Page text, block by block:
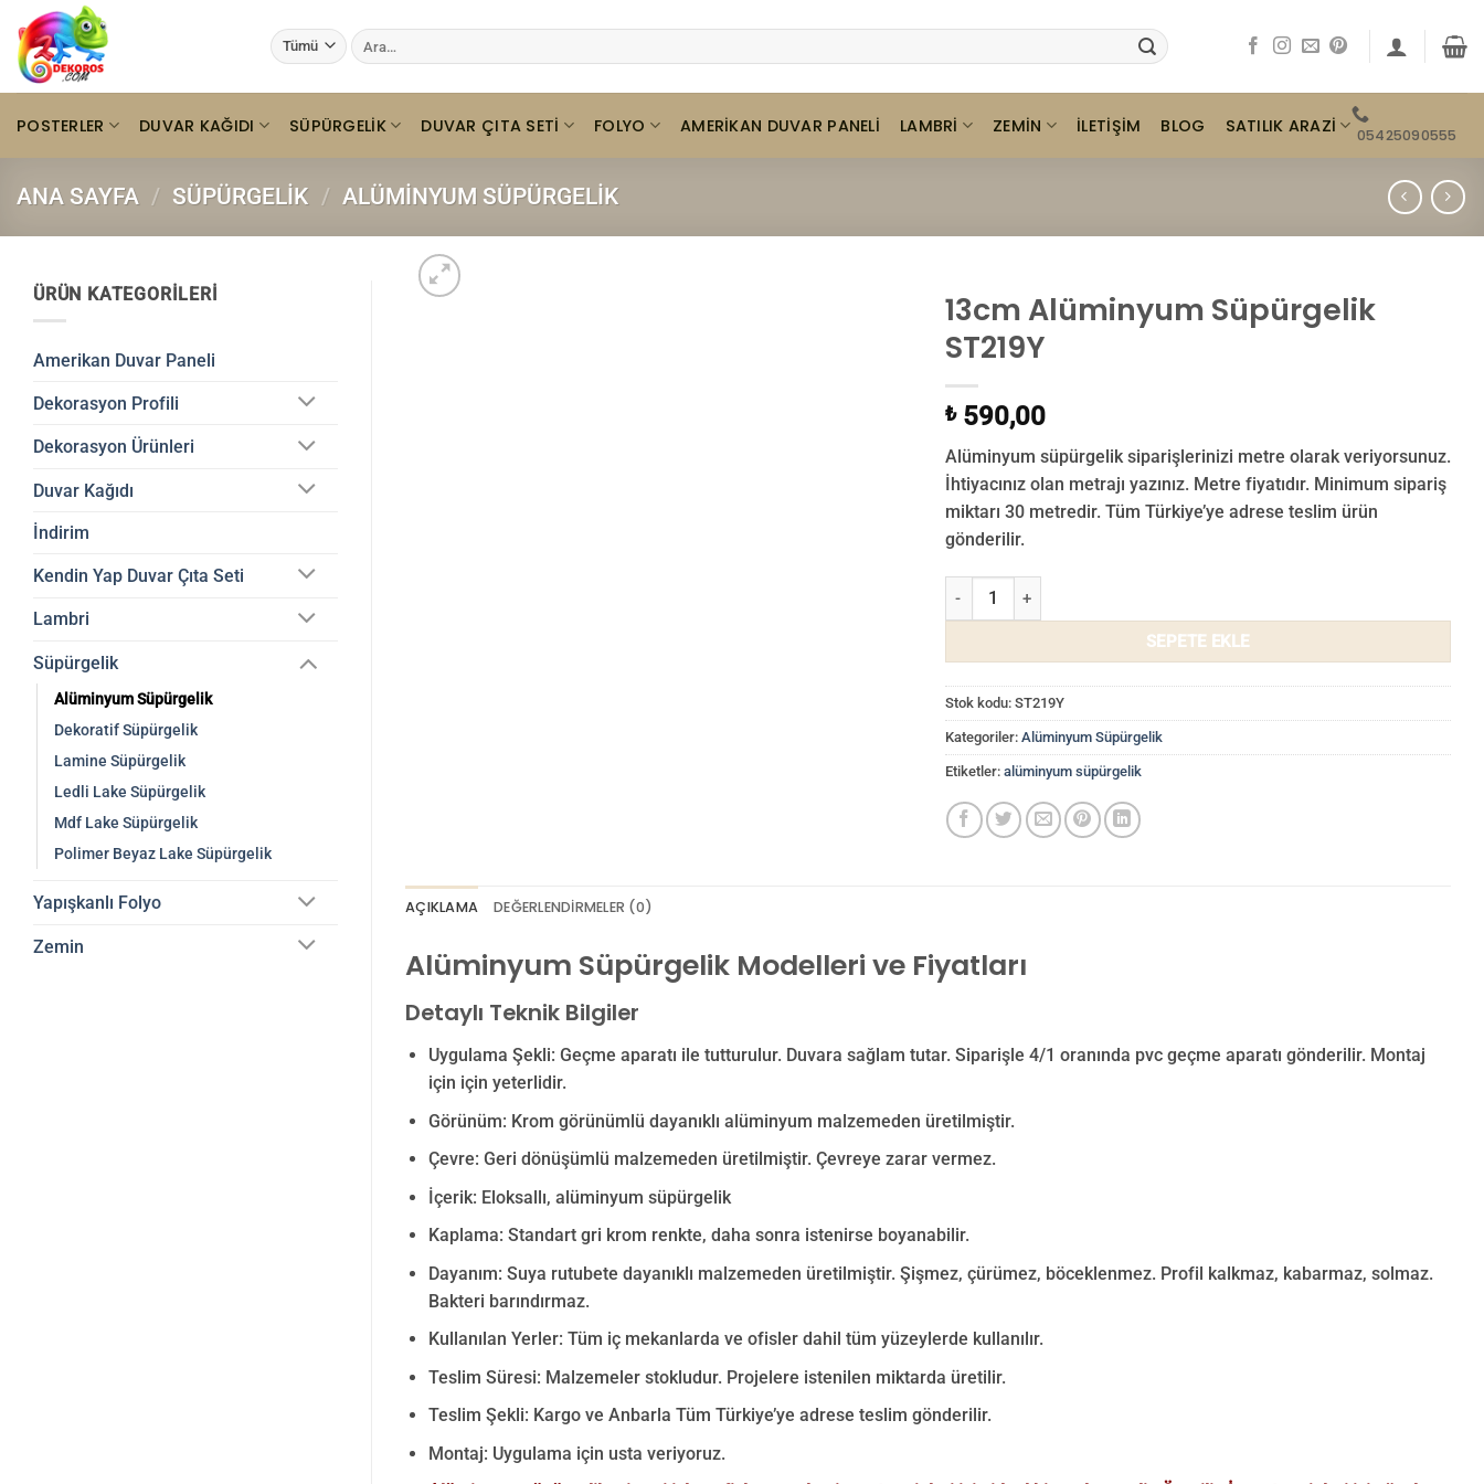
İçeriğe
atla
Ara:
POSTERLER DUVAR KAĞIDI SÜPÜRGELIK DUVAR ÇITA SETI FOLYO AMERIKAN DUVAR PANELI LAMBRI ZEMIN İLETIŞIM BLOG SATILIK ARAZI 05425090555
ANA SAYFA / SÜPÜRGELIK / ALÜMINYUM SÜPÜRGELIK
ÜRÜN KATEGORILERI
Amerikan Duvar Paneli
Dekorasyon Profili
Dekorasyon Ürünleri
Duvar Kağıdı
İndirim
Kendin Yap Duvar Çıta Seti
Lambri
Süpürgelik
Alüminyum Süpürgelik
Dekoratif Süpürgelik
Lamine Süpürgelik
Ledli Lake Süpürgelik
Mdf Lake Süpürgelik
Polimer Beyaz Lake Süpürgelik
Yapışkanlı Folyo
Zemin
13cm Alüminyum Süpürgelik
ST219Y
₺590,00
Alüminyum süpürgelik siparişlerinizi metre olarak veriyorsunuz.
İhtiyacınız olan metrajı yazınız. Metre fiyatıdır. Minimum sipariş
miktarı 30 metredir. Tüm Türkiye’ye adrese teslim ürün
gönderilir.
13cm Alüminyum Süpürgelik ST219Y adet
SEPETE EKLE
Stok kodu: ST219Y
Kategoriler: Alüminyum Süpürgelik
Etiketler: alüminyum süpürgelik
AÇIKLAMA DEĞERLENDIRMELER (0)
Alüminyum Süpürgelik Modelleri ve Fiyatları
Detaylı Teknik Bilgiler
Uygulama Şekli: Geçme aparatı ile tutturulur. Duvara sağlam tutar. Siparişle 4/1 oranında pvc geçme aparatı gönderilir. Montaj
için için yeterlidir.
Görünüm: Krom görünümlü dayanıklı alüminyum malzemeden üretilmiştir.
Çevre: Geri dönüşümlü malzemeden üretilmiştir. Çevreye zarar vermez.
İçerik: Eloksallı, alüminyum süpürgelik
Kaplama: Standart gri krom renkte, daha sonra istenirse boyanabilir.
Dayanım: Suya rutubete dayanıklı malzemeden üretilmiştir. Şişmez, çürümez, böceklenmez. Profil kalkmaz, kabarmaz, solmaz.
Bakteri barındırmaz.
Kullanılan Yerler: Tüm iç mekanlarda ve ofisler dahil tüm yüzeylerde kullanılır.
Teslim Süresi: Malzemeler stokludur. Projelere istenilen miktarda üretilir.
Teslim Şekli: Kargo ve Anbarla Tüm Türkiye’ye adrese teslim gönderilir.
Montaj: Uygulama için usta veriyoruz.